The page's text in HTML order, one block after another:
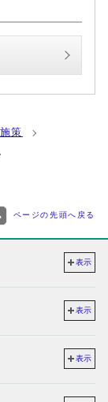
策
ページの先頭へ戻る
表示
表示
表示